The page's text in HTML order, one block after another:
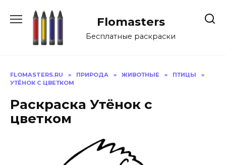
Flomasters
Бесплатные раскраски
FLOMASTERS.RU » ПРИРОДА » ЖИВОТНЫЕ » ПТИЦЫ
»
УТЁНОК С ЦВЕТКОМ
Раскраска Утёнок с
цветком